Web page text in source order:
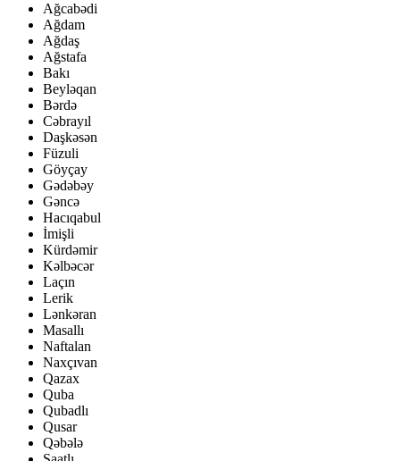
Ağcabədi
Ağdam
Ağdaş
Ağstafa
Bakı
Beyləqan
Bərdə
Cəbrayıl
Daşkəsən
Füzuli
Göyçay
Gədəbəy
Gəncə
Hacıqabul
İmişli
Kürdəmir
Kəlbəcər
Laçın
Lerik
Lənkəran
Masallı
Naftalan
Naxçıvan
Qazax
Quba
Qubadlı
Qusar
Qəbələ